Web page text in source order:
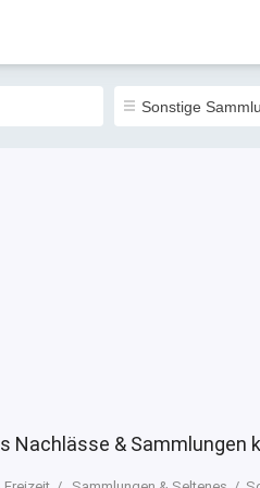
Nachlässe & Sammlungen